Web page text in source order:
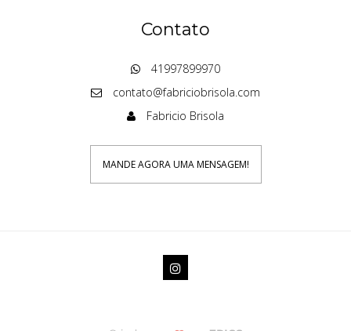
Contato
41997899970
contato@fabriciobrisola.com
Fabricio Brisola
MANDE AGORA UMA MENSAGEM!